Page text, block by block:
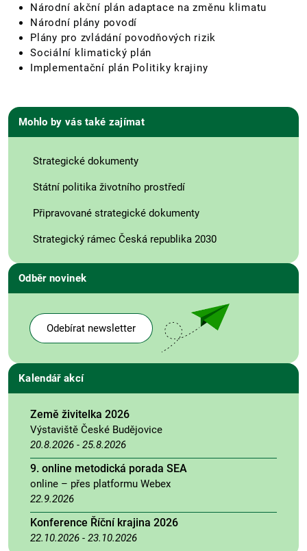
Národní akční plán adaptace na změnu klimatu
Národní plány povodí
Plány pro zvládání povodňových rizik
Sociální klimatický plán
Implementační plán Politiky krajiny
Mohlo by vás také zajímat
Strategické dokumenty
Státní politika životního prostředí
Připravované strategické dokumenty
Strategický rámec Česká republika 2030
Odběr novinek
Odebírat newsletter
Kalendář akcí
Země živitelka 2026
Výstaviště České Budějovice
20.8.2026 - 25.8.2026
9. online metodická porada SEA
online – přes platformu Webex
22.9.2026
Konference Říční krajina 2026
22.10.2026 - 23.10.2026